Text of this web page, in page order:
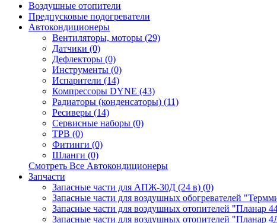
Воздушные отопители
Предпусковые подогреватели
Автокондиционеры
Вентиляторы, моторы (29)
Датчики (0)
Дефлекторы (0)
Инструменты (0)
Испарители (14)
Компрессоры DYNE (43)
Радиаторы (конденсаторы) (11)
Ресиверы (14)
Сервисные наборы (0)
ТРВ (0)
Фитинги (0)
Шланги (0)
Смотреть Все Автокондиционеры
Запчасти
Запасные части для АПЖ-30Д (24 в) (0)
Запасные части для воздушных обогревателей
Запасные части для воздушных отопителей "Планар
Запасные части для воздушных отопителей